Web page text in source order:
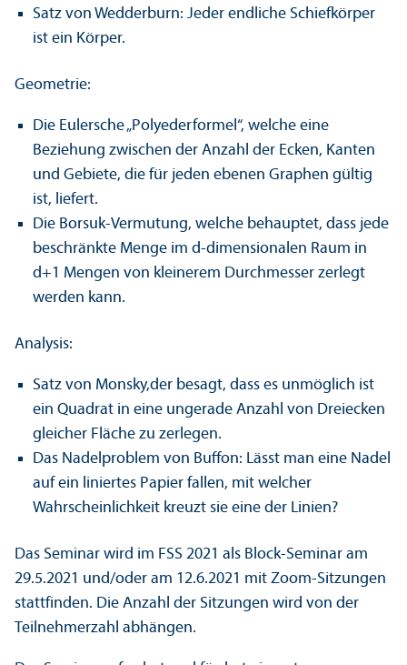
Satz von Wedderburn: Jeder endliche Schiefkörper
ist ein Körper.
Geometrie:
Die Eulersche „Polyederformel“, welche eine
Beziehung zwischen der Anzahl der Ecken, Kanten
und Gebiete, die für jeden ebenen Graphen gültig
ist, liefert.
Die Borsuk-Vermutung, welche behauptet, dass jede
beschränkte Menge im d-dimensionalen Raum in
d+1 Mengen von kleinerem Durchmesser zerlegt
werden kann.
Analysis:
Satz von Monsky,der besagt, dass es unmöglich ist
ein Quadrat in eine ungerade Anzahl von Dreiecken
gleicher Fläche zu zerlegen.
Das Nadelproblem von Buffon: Lässt man eine Nadel
auf ein liniertes Papier fallen, mit welcher
Wahrscheinlichkeit kreuzt sie eine der Linien?
Das Seminar wird im FSS 2021 als Block-Seminar am
29.5.2021 und/oder am 12.6.2021 mit Zoom-Sitzungen
stattfinden. Die Anzahl der Sitzungen wird von der
Teilnehmerzahl abhängen.